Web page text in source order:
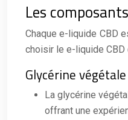
Les
Chaque e-liquide CBD
choisir le e-liquide
Glycérine végétale
La glycérine
offrant une